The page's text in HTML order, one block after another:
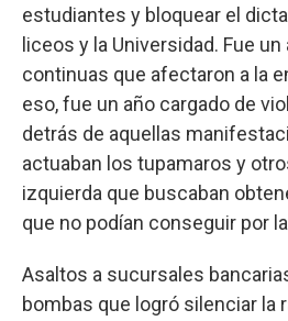
estudiantes y bloquear el
liceos y la Universidad. Fue
continuas que afectaron a la
eso, fue un año cargado de
detrás de aquellas
actuaban los tupamaros y
izquierda que buscaban
que no podían conseguir por
Asaltos a sucursales
bombas que logró silenciar la